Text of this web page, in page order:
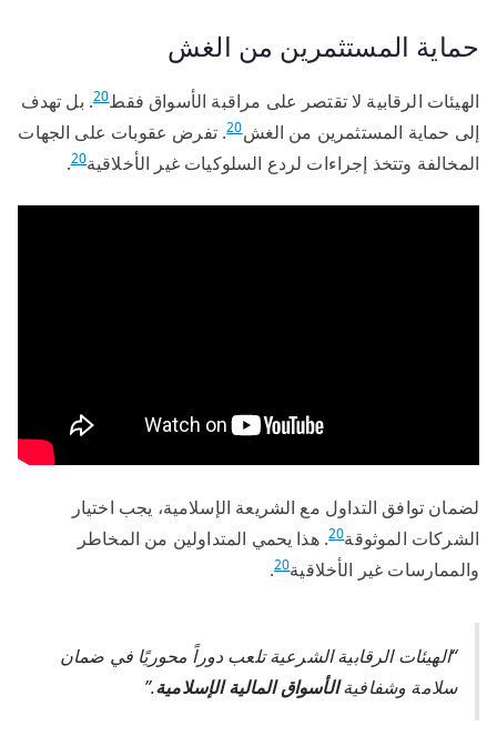
حماية المستثمرين من الغش
الهيئات الرقابية لا تقتصر على مراقبة الأسواق فقط20. بل تهدف
إلى حماية المستثمرين من الغش20. تفرض عقوبات على الجهات
المخالفة وتتخذ إجراءات لردع السلوكيات غير الأخلاقية20
.
لضمان توافق التداول مع الشريعة الإسلامية، يجب اختيار
الشركات الموثوقة20. هذا يحمي المتداولين من المخاطر
والممارسات غير الأخلاقية20
.
“الهيئات الرقابية الشرعية تلعب دوراً محوريًا في ضمان
سلامة وشفافيةالأسواق المالية الإسلامية.”